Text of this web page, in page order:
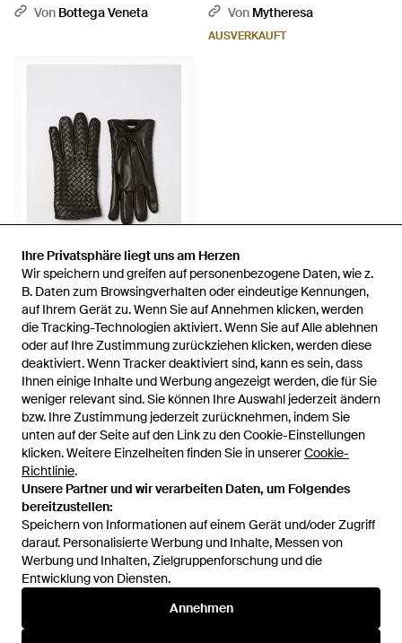
Ihre Privatsphäre liegt uns am Herzen
Wir speichern und greifen auf personenbezogene Daten, wie z.
B. Daten zum Browsingverhalten oder eindeutige Kennungen,
auf Ihrem Gerät zu. Wenn Sie auf Annehmen klicken, werden
die Tracking-Technologien aktiviert. Wenn Sie auf Alle ablehnen
oder auf Ihre Zustimmung zurückziehen klicken, werden diese
deaktiviert. Wenn Tracker deaktiviert sind, kann es sein, dass
Ihnen einige Inhalte und Werbung angezeigt werden, die für Sie
weniger relevant sind. Sie können Ihre Auswahl jederzeit ändern
bzw. Ihre Zustimmung jederzeit zurücknehmen, indem Sie
unten auf der Seite auf den Link zu den Cookie-Einstellungen
klicken. Weitere Einzelheiten finden Sie in unsererCookie-
Richtlinie.
Unsere Partner und wir verarbeiten Daten, um Folgendes
bereitzustellen:
Speichern von Informationen auf einem Gerät und/oder Zugriff
darauf. Personalisierte Werbung und Inhalte, Messen von
Werbung und Inhalten, Zielgruppenforschung und die
Entwicklung von Diensten.
Annehmen
Ihre Privatsphäre liegt uns am Herzen
Wir speichern und greifen auf personenbezogene Daten, wie z.
B. Daten zum Browsingverhalten oder eindeutige Kennungen,
auf Ihrem Gerät zu. Wenn Sie auf Annehmen klicken, werden
die Tracking-Technologien aktiviert. Wenn Sie auf Alle ablehnen
oder auf Ihre Zustimmung zurückziehen klicken, werden diese
deaktiviert. Wenn Tracker deaktiviert sind, kann es sein, dass
Ihnen einige Inhalte und Werbung angezeigt werden, die für Sie
weniger relevant sind. Sie können Ihre Auswahl jederzeit ändern
bzw. Ihre Zustimmung jederzeit zurücknehmen, indem Sie
unten auf der Seite auf den Link zu den Cookie-Einstellungen
klicken. Weitere Einzelheiten finden Sie in unsererCookie-
Richtlinie.
Unsere Partner und wir verarbeiten Daten, um Folgendes
bereitzustellen:
Speichern von Informationen auf einem Gerät und/oder Zugriff
darauf. Personalisierte Werbung und Inhalte, Messen von
Werbung und Inhalten, Zielgruppenforschung und die
Entwicklung von Diensten.
Annehmen
Leder - Schwarz
Von Bottega Veneta
Leder - Schwarz
Von Mytheresa
AUSVERKAUFT
650 €
Bottega Veneta
Handschuhe Herren - Schwarz
VonGIGLIO.COM
AUSVERKAUFT
International